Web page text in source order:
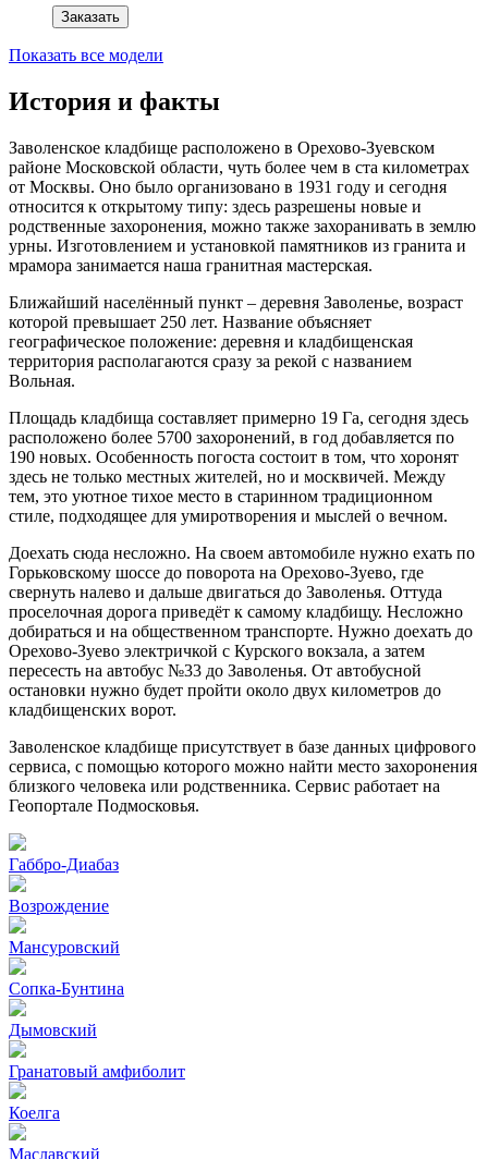
Заказать
Показать все модели
История и факты
Заволенское кладбище расположено в Орехово-Зуевском
районе Московской области, чуть более чем в ста километрах
от Москвы. Оно было организовано в 1931 году и сегодня
относится к открытому типу: здесь разрешены новые и
родственные захоронения, можно также захоранивать в землю
урны. Изготовлением и установкой памятников из гранита и
мрамора занимается наша гранитная мастерская.
Ближайший населённый пункт – деревня Заволенье, возраст
которой превышает 250 лет. Название объясняет
географическое положение: деревня и кладбищенская
территория располагаются сразу за рекой с названием
Вольная.
Площадь кладбища составляет примерно 19 Га, сегодня здесь
расположено более 5700 захоронений, в год добавляется по
190 новых. Особенность погоста состоит в том, что хоронят
здесь не только местных жителей, но и москвичей. Между
тем, это уютное тихое место в старинном традиционном
стиле, подходящее для умиротворения и мыслей о вечном.
Доехать сюда несложно. На своем автомобиле нужно ехать по
Горьковскому шоссе до поворота на Орехово-Зуево, где
свернуть налево и дальше двигаться до Заволенья. Оттуда
проселочная дорога приведёт к самому кладбищу. Несложно
добираться и на общественном транспорте. Нужно доехать до
Орехово-Зуево электричкой с Курского вокзала, а затем
пересесть на автобус №33 до Заволенья. От автобусной
остановки нужно будет пройти около двух километров до
кладбищенских ворот.
Заволенское кладбище присутствует в базе данных цифрового
сервиса, с помощью которого можно найти место захоронения
близкого человека или родственника. Сервис работает на
Геопортале Подмосковья.
Габбро-Диабаз
Возрождение
Мансуровский
Сопка-Бунтина
Дымовский
Гранатовый амфиболит
Коелга
Маславский